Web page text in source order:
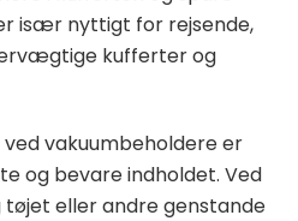
især nyttigt for rejsende,
kufferter og
vakuumbeholdere er
og bevare indholdet. Ved
eller andre genstande